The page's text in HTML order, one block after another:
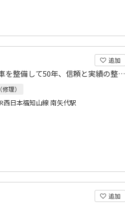
追加
昭和41年創業、地域の皆様のお車を整備して50年、信頼と実績の整備工場
理）
日本福知山線 南矢代駅
追加